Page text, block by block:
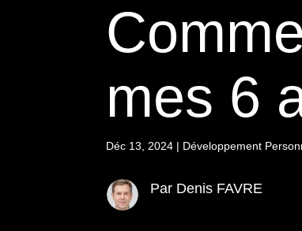
mes 6
Déc 13, 2024 | Développement
Par Denis FAVRE